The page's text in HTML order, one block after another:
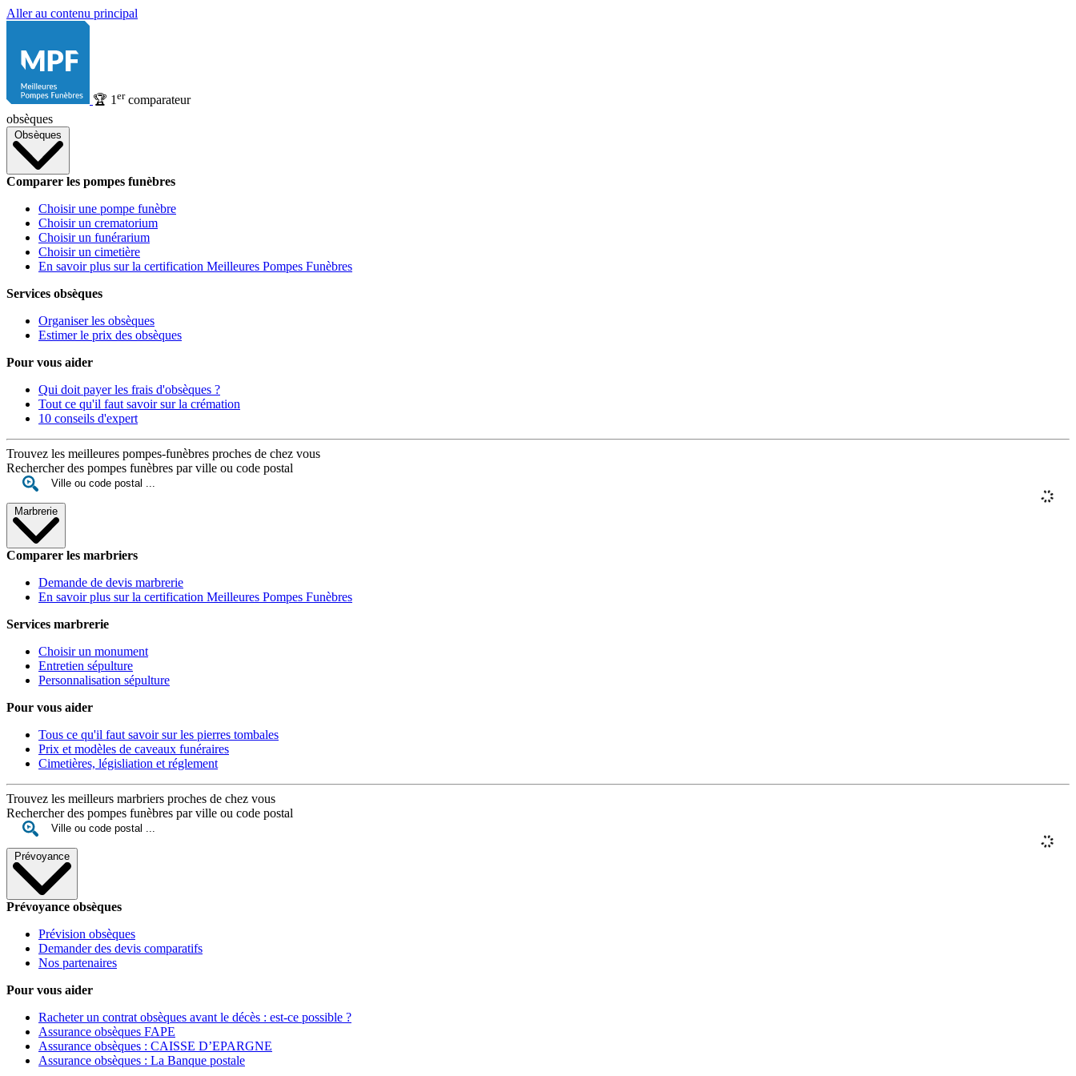
Aller au contenu principal
🏆 1 ercomparateur
obsèques
Obsèques
Comparer les pompes funèbres
Choisir une pompe funèbre
Choisir un crematorium
Choisir un funérarium
Choisir un cimetière
En savoir plus sur la certification Meilleures Pompes Funèbres
Services obsèques
Organiser les obsèques
Estimer le prix des obsèques
Pour vous aider
Qui doit payer les frais d'obsèques ?
Tout ce qu'il faut savoir sur la crémation
10 conseils d'expert
Trouvez les meilleures pompes-funèbres proches de chez vous
Rechercher des pompes funèbres par ville ou code postal
Marbrerie
Comparer les marbriers
Demande de devis marbrerie
En savoir plus sur la certification Meilleures Pompes Funèbres
Services marbrerie
Choisir un monument
Entretien sépulture
Personnalisation sépulture
Pour vous aider
Tous ce qu'il faut savoir sur les pierres tombales
Prix et modèles de caveaux funéraires
Cimetières, législiation et réglement
Trouvez les meilleurs marbriers proches de chez vous
Rechercher des pompes funèbres par ville ou code postal
Prévoyance
Prévoyance obsèques
Prévision obsèques
Demander des devis comparatifs
Nos partenaires
Pour vous aider
Racheter un contrat obsèques avant le décès : est-ce possible ?
Assurance obsèques FAPE
Assurance obsèques : CAISSE D’EPARGNE
Assurance obsèques : La Banque postale